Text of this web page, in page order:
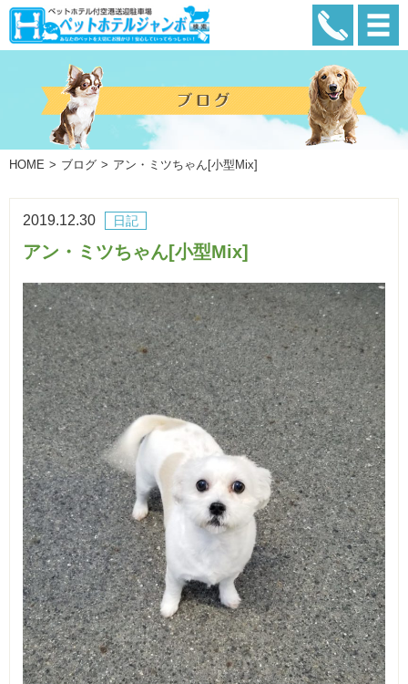
HOME ブログ アン・ミツちゃん[小型Mix]
日記
2019.12.30
アン・ミツちゃん[小型Mix]